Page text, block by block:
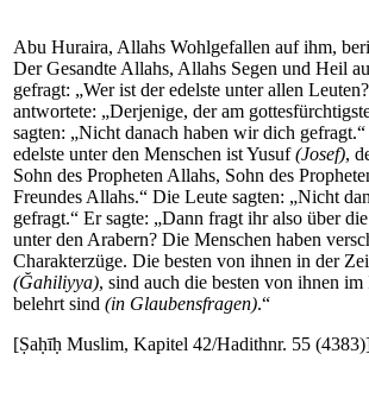
Abu Huraira, Allahs Wohlgefallen auf ihm,
Der Gesandte Allahs, Allahs Segen und Heil
gefragt: „Wer ist der edelste unter allen
antwortete: „Derjenige, der am
sagten: „Nicht danach haben wir dich
edelste unter den Menschen ist Yusuf(Josef),
Sohn des Propheten Allahs, Sohn des
Freundes Allahs.“ Die Leute sagten: „Nicht
gefragt.“ Er sagte: „Dann fragt ihr also über
unter den Arabern? Die Menschen haben
Charakterzüge. Die besten von ihnen in der
(Ğahiliyya), sind auch die besten von ihnen
belehrt sind (in Glaubensfragen).“
[Ṣaḥīḥ Muslim, Kapitel 42/Hadithnr. 55